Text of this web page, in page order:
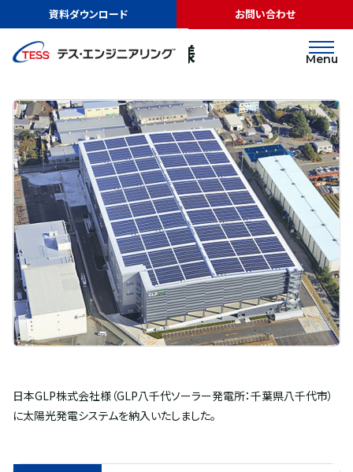
資料ダウンロード お問い合わせ
Menu
実績紹介 日本GLP株式会社様
太陽光発電 屋根
日本GLP株式会社様
日本GLP株式会社様（GLP八千代ソーラー発電所：千葉県八千代市）
に太陽光発電システムを納入いたしました。